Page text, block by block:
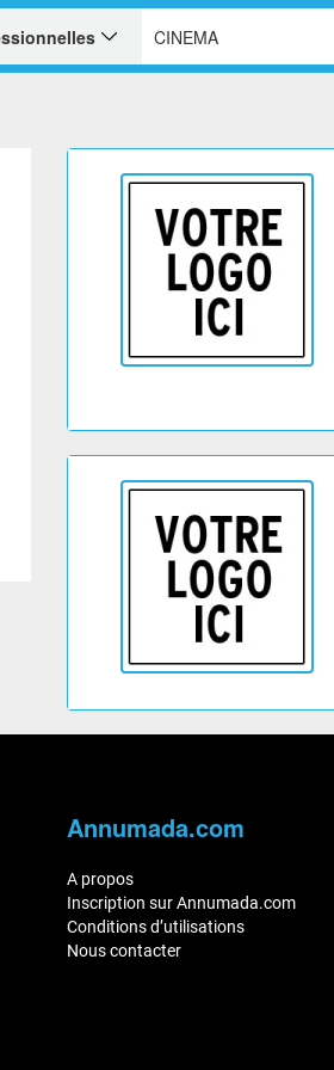
Annumada.com
A propos
Inscription sur Annumada.com
Conditions d’utilisations
Nous contacter